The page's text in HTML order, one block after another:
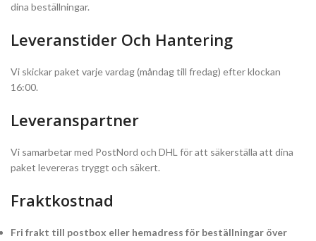
dina beställningar.
Leveranstider Och Hantering
Vi skickar paket varje vardag (måndag till fredag) efter klockan
16:00.
Leveranspartner
Vi samarbetar med PostNord och DHL för att säkerställa att dina
paket levereras tryggt och säkert.
Fraktkostnad
Fri frakt till postbox eller hemadress för beställningar över